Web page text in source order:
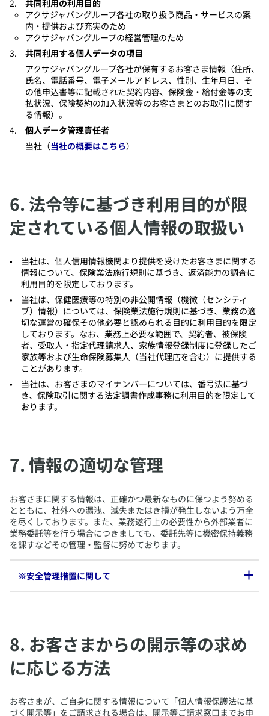
共同利用の利用目的
アクサジャパングループ各社の取り扱う商品・サービスの案
内・提供および充実のため
アクサジャパングループの経営管理のため
共同利用する個人データの項目
アクサジャパングループ各社が保有するお客さま情報（住所、
氏名、電話番号、電子メールアドレス、性別、生年月日、そ
の他申込書等に記載された契約内容、保険金・給付金等の支
払状況、保険契約の加入状況等のお客さまとのお取引に関す
る情報）。
個人データ管理責任者
当社（当社の概要はこちら）
​6. 法令等に基づき利用目的が限
定されている個人情報の取扱い
​当社は、個人信用情報機関より提供を受けたお客さまに関する
情報について、保険業法施行規則に基づき、返済能力の調査に
利用目的を限定しております。
​当社は、保健医療等の特別の非公開情報（機微（センシティ
ブ）情報）については、保険業法施行規則に基づき、業務の適
切な運営の確保その他必要と認められる目的に利用目的を限定
しております。なお、業務上必要な範囲で、契約者、被保険
者、受取人・指定代理請求人、家族情報登録制度に登録したご
家族等および生命保険募集人（当社代理店を含む）に提供する
ことがあります。
​当社は、お客さまのマイナンバーについては、番号法に基づ
き、保険取引に関する法定調書作成事務に利用目的を限定して
おります。
​7. 情報の適切な管理
​お客さまに関する情報は、正確かつ最新なものに保つよう努める
とともに、社外への漏洩、滅失またはき損が発生しないよう万全
を尽くしております。また、業務遂行上の必要性から外部業者に
業務委託等を行う場合につきましても、委託先等に機密保持義務
を課すなどその管理・監督に努めております。
※安全管理措置に関して
1. 基本方針の策定
アクサグループでは「アクサグループデータプライバシー宣言
（以下「本宣言」という）を定め、関係法令を遵守し、お客さま
じることを含む、個人情報の保護・利用・対話と透明性について
のコミットメントを公表しています。
​8. お客さまからの開示等の求め
に応じる方法
​お客さまが、ご自身に関する情報について「個人情報保護法に基
づく開示等」をご請求される場合は、開示等ご請求窓口までお申